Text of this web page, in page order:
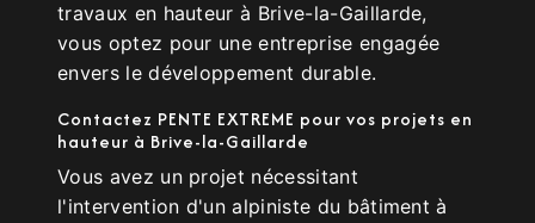
travaux en hauteur à Brive-la-Gaillarde,
vous optez pour une entreprise engagée
envers le développement durable.
Contactez PENTE EXTREME pour vos projets en
hauteur à Brive-la-Gaillarde
Vous avez un projet nécessitant
l'intervention d'un alpiniste du bâtiment à